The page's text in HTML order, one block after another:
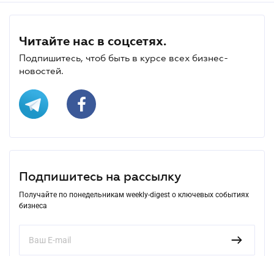
Читайте нас в соцсетях.
Подпишитесь, чтоб быть в курсе всех бизнес-
новостей.
Подпишитесь на рассылку
Получайте по понедельникам weekly-digest о ключевых событиях
бизнеса